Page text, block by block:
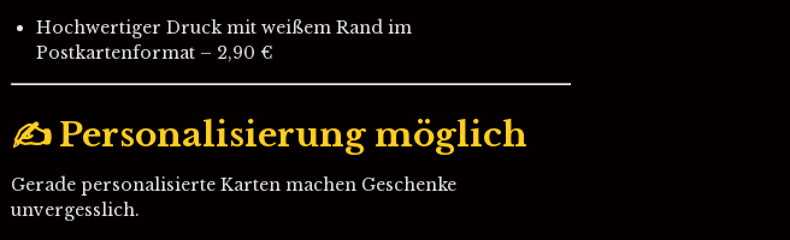
Hochwertiger Druck mit weißem Rand im
Postkartenformat – 2,90 €
✍️ Personalisierung möglich
Gerade personalisierte Karten machen Geschenke
unvergesslich.